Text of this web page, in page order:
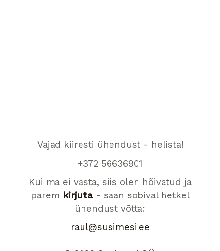
Vajad kiiresti ühendust - helista!
+372 56636901
Kui ma ei vasta, siis olen hõivatud ja
parem kirjuta- saan sobival hetkel
ühendust võtta:
raul@susimesi.ee